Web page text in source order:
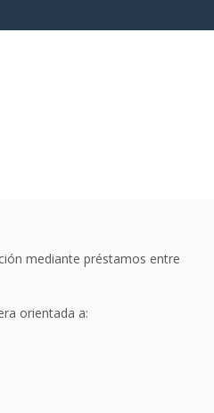
mediante préstamos entre
orientada a: